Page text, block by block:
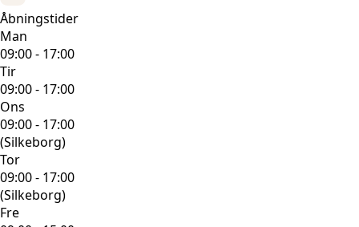
Åbningstider
Man
09:00 - 17:00
Tir
09:00 - 17:00
Ons
09:00 - 17:00
(Silkeborg)
Tor
09:00 - 17:00
(Silkeborg)
Fre